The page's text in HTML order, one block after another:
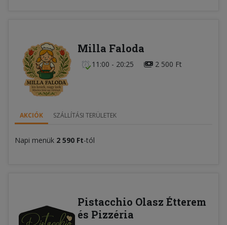
Milla Faloda
11:00 - 20:25 2 500 Ft
AKCIÓK SZÁLLÍTÁSI TERÜLETEK
Napi menük 2 590 Ft-tól
Pistacchio Olasz Étterem
és Pizzéria